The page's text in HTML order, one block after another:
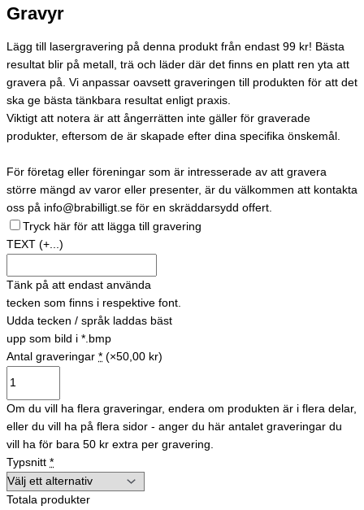
Gravyr
Lägg till lasergravering på denna produkt från endast 99 kr! Bästa
resultat blir på metall, trä och läder där det finns en platt ren yta att
gravera på. Vi anpassar oavsett graveringen till produkten för att det
ska ge bästa tänkbara resultat enligt praxis.
Viktigt att notera är att ångerrätten inte gäller för graverade
produkter, eftersom de är skapade efter dina specifika önskemål.
För företag eller föreningar som är intresserade av att gravera
större mängd av varor eller presenter, är du välkommen att kontakta
oss på info@brabilligt.se för en skräddarsydd offert.
Tryck här för att lägga till gravering
TEXT (+...)
Tänk på att endast använda
tecken som finns i respektive font.
Udda tecken / språk laddas bäst
upp som bild i *.bmp
Antal graveringar * (×50,00 kr)
Om du vill ha flera graveringar, endera om produkten är i flera delar,
eller du vill ha på flera sidor - anger du här antalet graveringar du
vill ha för bara 50 kr extra per gravering.
Typsnitt *
Totala produkter